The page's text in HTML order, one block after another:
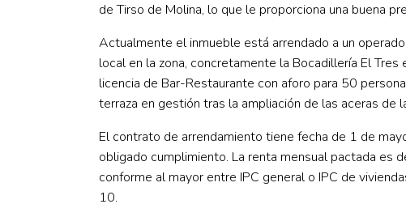
de Tirso de Molina, lo que le proporciona una buena
Actualmente el inmueble está arrendado a un
local en la zona, concretamente la Bocadillería El
licencia de Bar-Restaurante con aforo para 50
terraza en gestión tras la ampliación de las aceras de
El contrato de arrendamiento tiene fecha de 1 de
obligado cumplimiento. La renta mensual pactada es
conforme al mayor entre IPC general o IPC de
10.